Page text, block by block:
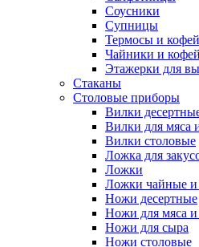
Соусники
Супницы
Термосы и
Чайники и
Этажерки для
Стаканы
Столовые приборы
Вилки
Вилки для мяса
Вилки столовые
Ложка для
Ложки
Ложки чайные и
Ножи десертные
Ножи для мяса
Ножи для сыра
Ножи столовые